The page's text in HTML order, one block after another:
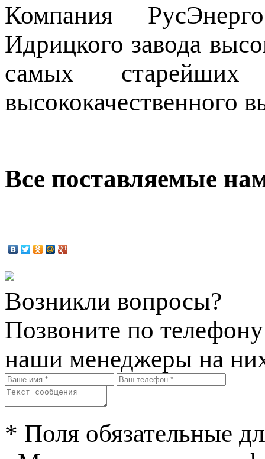
Компания
Идрицкого завода
самых старейших
высококачественного
Все поставляемые
Возникли вопросы?
Позвоните по
наши менеджеры на
* Поля обязательные